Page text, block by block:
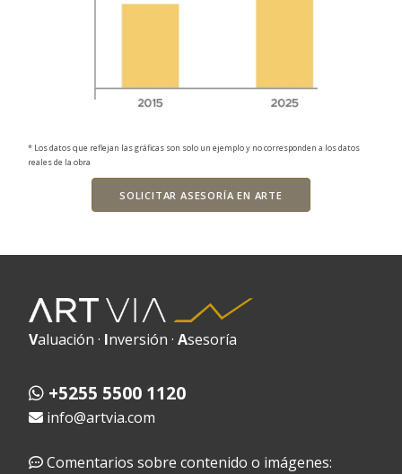
* Los datos que reflejan las gráficas son solo un ejemplo y no corresponden a los datos
reales de la obra
SOLICITAR ASESORÍA EN ARTE
Valuación · Inversión · Asesoría
+5255 5500 1120
info@artvia.com
Comentarios sobre contenido o imágenes: